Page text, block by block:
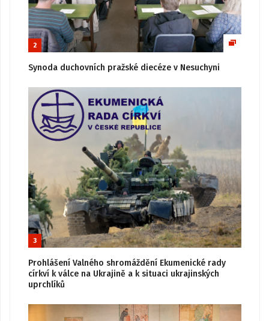
2
Synoda duchovních pražské diecéze v Nesuchyni
3
Prohlášení Valného shromáždění Ekumenické rady
církví k válce na Ukrajině a k situaci ukrajinských
uprchlíků